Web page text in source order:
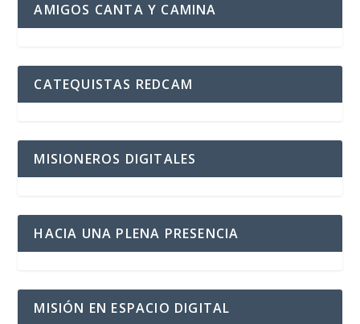
AMIGOS CANTA Y CAMINA
CATEQUISTAS REDCAM
MISIONEROS DIGITALES
HACIA UNA PLENA PRESENCIA
MISIÓN EN ESPACIO DIGITAL